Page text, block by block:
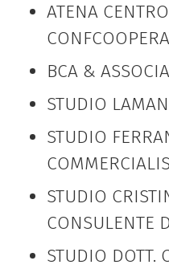
ATENA
BCA &
STUDIO
STUDIO
STUDIO
CONSULENTE
STUDIO DOTT.